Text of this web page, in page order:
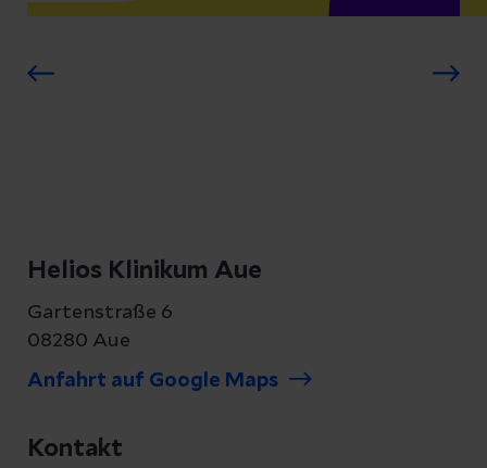
Helios Klinikum Aue
Gartenstraße 6
08280 Aue
Anfahrt auf Google Maps
Kontakt